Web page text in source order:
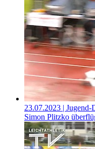
23.07.2023 |
Simon Plitzko